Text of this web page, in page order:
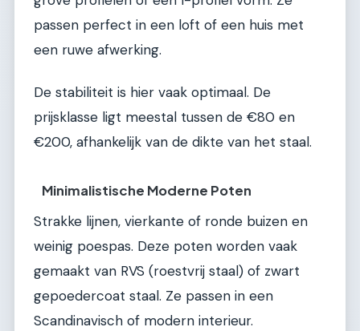
passen perfect in een loft of een huis met
een ruwe afwerking.
De stabiliteit is hier vaak optimaal. De
prijsklasse ligt meestal tussen de €80 en
€200, afhankelijk van de dikte van het staal.
Minimalistische Moderne Poten
Strakke lijnen, vierkante of ronde buizen en
weinig poespas. Deze poten worden vaak
gemaakt van RVS (roestvrij staal) of zwart
gepoedercoat staal. Ze passen in een
Scandinavisch of modern interieur.